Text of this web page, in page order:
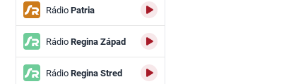
RádioPatria
RádioRegina Západ
RádioRegina Stred